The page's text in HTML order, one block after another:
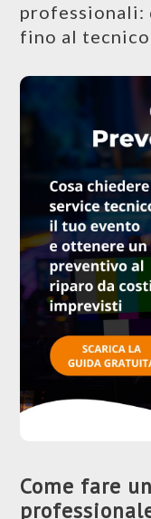
professionali:
fino al
Come fare